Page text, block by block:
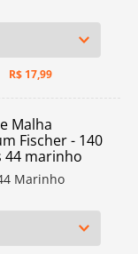
R$ 17,99
Marinho